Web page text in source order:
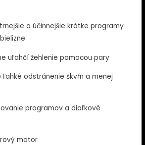
a účinnejšie krátke programy
uľahčí žehlenie pomocou pary
odstránenie škvŕn a menej
programov a diaľkové
motor